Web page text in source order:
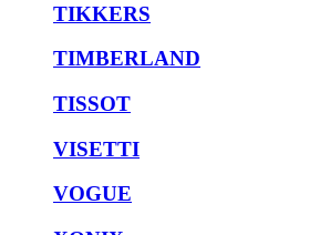
TIKKERS
TIMBERLAND
TISSOT
VISETTI
VOGUE